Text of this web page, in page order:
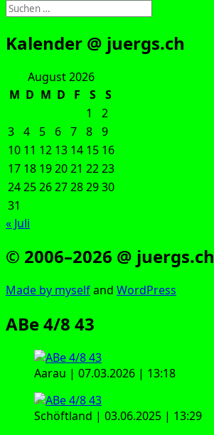
Suchen
nach:
Kalender @ juergs.ch
August 2026
M D M D F S
S
1
2
3 4 5 6 7 8 9
10 11 12 13 14 15 16
17 18 192021 2223
24252627282930
31
« Juli
© 2006–2026 @ juergs.ch
Made by mys­elfand Word­Press
ABe 4/8 43
Aar­au | 07.03.2026 | 13:18
Schöft­land | 03.06.2025 | 13:29